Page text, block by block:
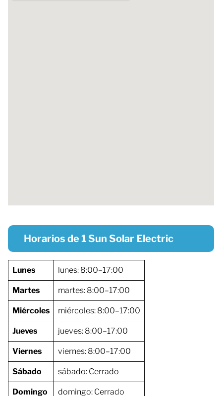
Horarios de 1 Sun Solar Electric
Lunes lunes: 8:00–17:00
Martes martes: 8:00–17:00
Miércoles miércoles: 8:00–17:00
Jueves jueves: 8:00–17:00
Viernes viernes: 8:00–17:00
Sábado sábado: Cerrado
Domingo domingo: Cerrado